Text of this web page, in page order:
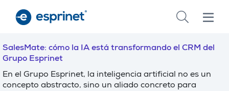
main
SalesMate: cómo la IA está transformando el CRM del
Grupo Esprinet
En el Grupo Esprinet, la inteligencia artificial no es un
concepto abstracto, sino un aliado concreto para